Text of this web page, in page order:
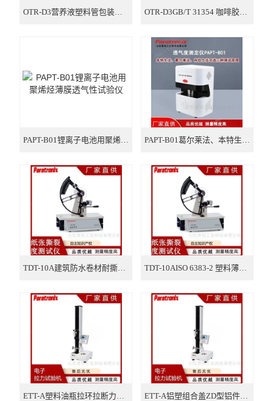
智能电子拉力试验机
包装检测仪器
胶黏剂检测仪器
瓶类检测仪器
口罩检测仪器
气相色谱仪
OTR-D3营养液塑料管包装氧气透过率测试仪 OTR-D3GB/T 31354 咖啡胶囊铝箔杯透氧测试仪
PAPT-B01锂离子电池用聚烯烃薄膜透气性试验仪 PAPT-B01葛尔莱法、本特生法、肖伯尔法透气度测试仪
TDT-10A建筑防水卷材耐撕裂度测试仪 TDT-10AISO 6383-2 塑料薄膜、薄板抗撕裂性测试仪
ETT-A塑料油瓶拉环拉断力试验机 ETT-A铝塑组合盖ZD型铝件撕片撕开力试验机